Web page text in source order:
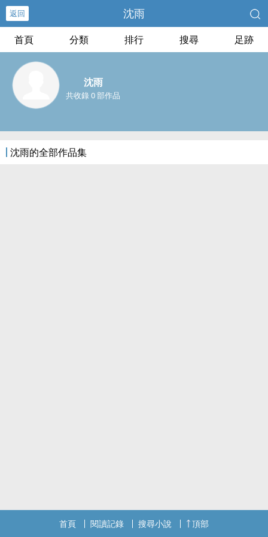
返回 沈雨
首頁 分類 排行 搜尋 足跡
沈雨
共收錄 0 部作品
沈雨的全部作品集
首頁 閱讀記錄 搜尋小說 頂部